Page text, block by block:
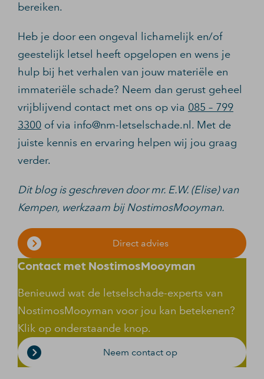
bereiken.
Heb je door een ongeval lichamelijk en/of
geestelijk letsel heeft opgelopen en wens je
hulp bij het verhalen van jouw materiële en
immateriële schade? Neem dan gerust geheel
vrijblijvend contact met ons op via 085 – 799
3300 of via info@nm-letselschade.nl. Met de
juiste kennis en ervaring helpen wij jou graag
verder.
Dit blog is geschreven door mr. E.W. (Elise) van
Kempen, werkzaam bij NostimosMooyman.
Direct advies
Contact met NostimosMooyman
Benieuwd wat de letselschade-experts van
NostimosMooyman voor jou kan betekenen?
Klik op onderstaande knop.
Neem contact op